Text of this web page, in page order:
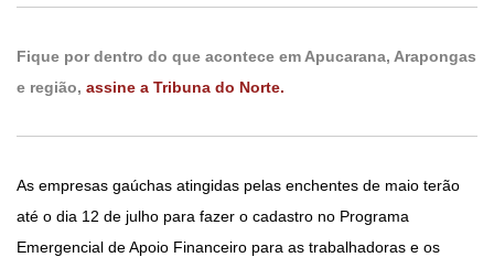
Fique por dentro do que acontece em Apucarana, Arapongas
e região, assine a Tribuna do Norte.
As empresas gaúchas atingidas pelas enchentes de maio terão
até o dia 12 de julho para fazer o cadastro no Programa
Emergencial de Apoio Financeiro para as trabalhadoras e os